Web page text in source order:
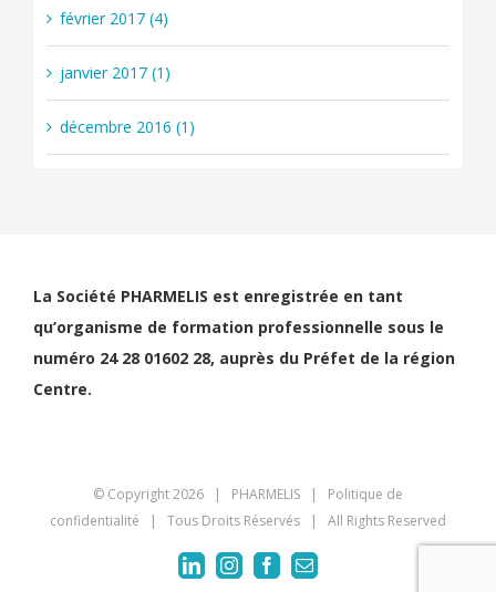
février 2017 (4)
janvier 2017 (1)
décembre 2016 (1)
La Société PHARMELIS est enregistrée en tant
qu’organisme de formation professionnelle sous le
numéro 24 28 01602 28, auprès du Préfet de la région
Centre.
© Copyright2026 | PHARMELIS | Politique de
confidentialité | Tous Droits Réservés | All Rights Reserved
LinkedInInstagramFacebook
Email